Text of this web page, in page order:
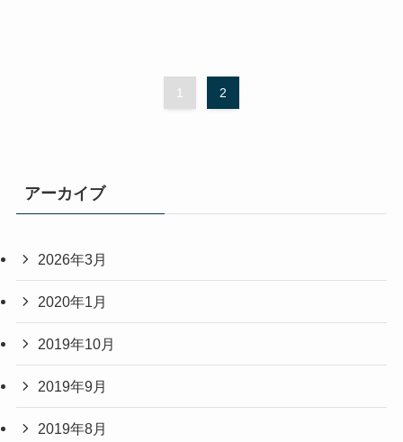
1 2
アーカイブ
2026年3月
2020年1月
2019年10月
2019年9月
2019年8月